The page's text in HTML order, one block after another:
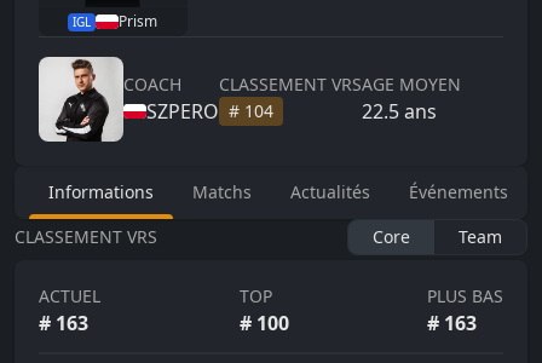
IGL Prism
COACH
SZPERO
CLASSEMENT VRS
# 104
AGE MOYEN
22.5ans
Informations Matchs Actualités
Événements
CLASSEMENT VRS
Core Team
ACTUEL
# 163
TOP
# 100
PLUS BAS
# 163